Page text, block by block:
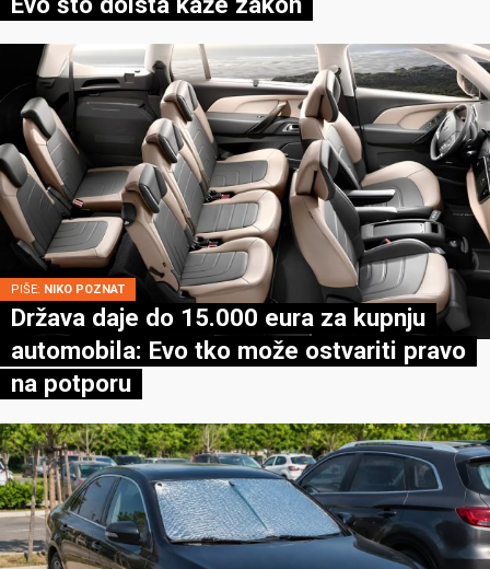
PIŠE: NIKO POZNAT
Država daje do 15.000 eura za kupnju
automobila: Evo tko može ostvariti pravo
na potporu